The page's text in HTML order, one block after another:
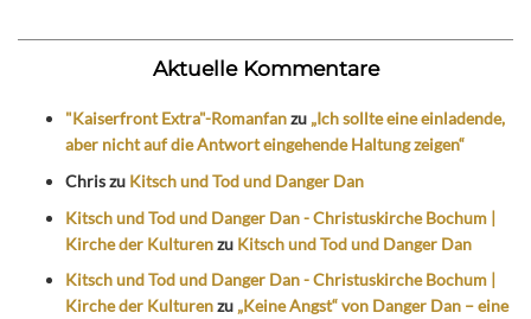
Aktuelle Kommentare
"Kaiserfront Extra"-Romanfanzu „Ich sollte eine einladende,
aber nicht auf die Antwort eingehende Haltung zeigen“
Chriszu Kitsch und Tod und Danger Dan
Kitsch und Tod und Danger Dan - Christuskirche Bochum |
Kirche der Kulturenzu Kitsch und Tod und Danger Dan
Kitsch und Tod und Danger Dan - Christuskirche Bochum |
Kirche der Kulturenzu „Keine Angst“ von Danger Dan – eine